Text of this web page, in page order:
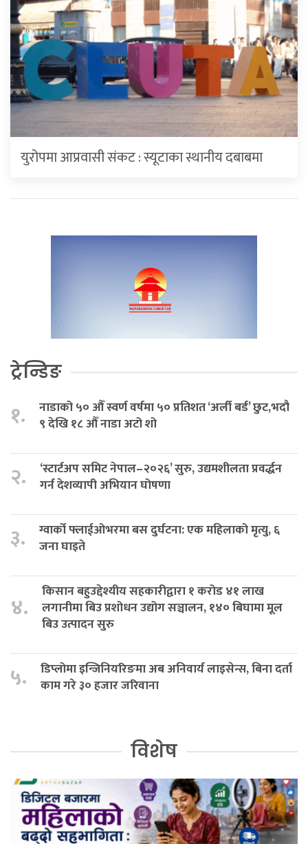
युरोपमा आप्रवासी संकट : स्यूटाका स्थानीय दबाबमा
ट्रेन्डिङ
१.
नाडाको ५० औँ स्वर्ण वर्षमा ५० प्रतिशत ‘अर्ली बर्ड’ छुट,भदौ
९ देखि १८ औँ नाडा अटो शो
२.
‘स्टार्टअप समिट नेपाल–२०२६’ सुरु, उद्यमशीलता प्रवर्द्धन
गर्न देशव्यापी अभियान घोषणा
३.
ग्वार्को फ्लाईओभरमा बस दुर्घटना: एक महिलाको मृत्यु, ६
जना घाइते
४.
किसान बहुउद्देश्यीय सहकारीद्वारा १ करोड ४१ लाख
लगानीमा बिउ प्रशोधन उद्योग सञ्चालन, १४० बिघामा मूल
बिउ उत्पादन सुरु
५.
डिप्लोमा इन्जिनियरिङमा अब अनिवार्य लाइसेन्स, बिना दर्ता
काम गरे ३० हजार जरिवाना
विशेष